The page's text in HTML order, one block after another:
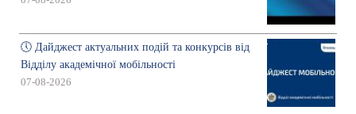
🕔 Дайджест актуальних подій та конкурсів від
Відділу академічної мобільності
07-08-2026